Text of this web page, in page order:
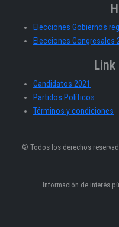
Elecciones Gobiernos
Elecciones Congresales
Candidatos 2021
Partidos Políticos
Términos y condiciones
© Todos los derechos
Información de interés